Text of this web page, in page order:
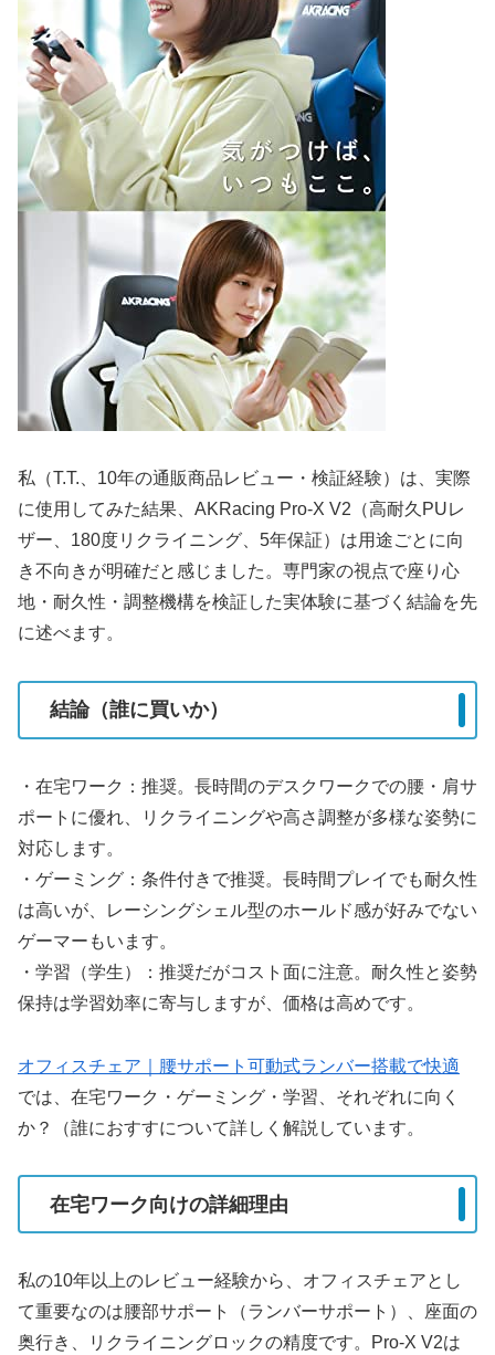
私（T.T.、10年の通販商品レビュー・検証経験）は、実際
に使用してみた結果、AKRacing Pro-X V2（高耐久PUレ
ザー、180度リクライニング、5年保証）は用途ごとに向
き不向きが明確だと感じました。専門家の視点で座り心
地・耐久性・調整機構を検証した実体験に基づく結論を先
に述べます。
結論（誰に買いか）
・在宅ワーク：推奨。長時間のデスクワークでの腰・肩サ
ポートに優れ、リクライニングや高さ調整が多様な姿勢に
対応します。
・ゲーミング：条件付きで推奨。長時間プレイでも耐久性
は高いが、レーシングシェル型のホールド感が好みでない
ゲーマーもいます。
・学習（学生）：推奨だがコスト面に注意。耐久性と姿勢
保持は学習効率に寄与しますが、価格は高めです。
オフィスチェア｜腰サポート可動式ランバー搭載で快適
では、在宅ワーク・ゲーミング・学習、それぞれに向く
か？（誰におすすについて詳しく解説しています。
在宅ワーク向けの詳細理由
私の10年以上のレビュー経験から、オフィスチェアとし
て重要なのは腰部サポート（ランバーサポート）、座面の
奥行き、リクライニングロックの精度です。Pro-X V2は